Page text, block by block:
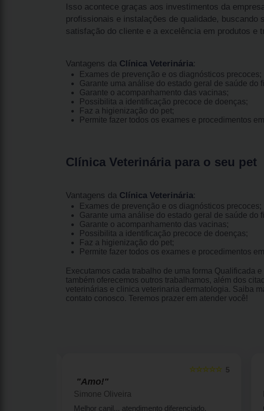
Isso acontece graças aos investimentos da
profissionais e instalações de qualidade, buscando
satisfação do cliente e a excelência em produtos e
Vantagens da Clínica Veterinária:
Exames de prevenção e os diagnósticos precoces;
Garante uma análise do estado geral de saúde do
Garante o acompanhamento das vacinas;
Possibilita a identificação precoce de doenças;
Faz a higienização do pet;
Permite fazer todos os exames e procedimentos
Clínica Veterinária para o seu pet
Vantagens da Clínica Veterinária:
Exames de prevenção e os diagnósticos precoces;
Garante uma análise do estado geral de saúde do
Garante o acompanhamento das vacinas;
Possibilita a identificação precoce de doenças;
Faz a higienização do pet;
Permite fazer todos os exames e procedimentos
Executamos cada trabalho de uma forma Qualificada
também oferecemos outros trabalhamos, além dos
veterinárias e clinica veterinaria dermatologia. Saiba
contato conosco. Teremos prazer em atender você!
5
☆☆☆☆☆
"Amo!"
Simone Oliveira
Melhor canil... atendimento diferenciado,